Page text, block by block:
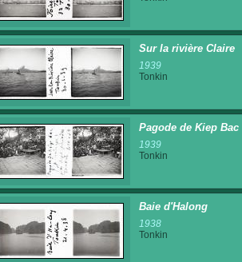
Sur la rivière Claire
1939
Tonkin
Pagode de Kiep
1939
Tonkin
Baie d'Halong
1938
Tonkin